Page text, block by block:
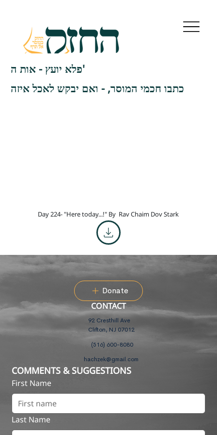
פלא יועץ - אות ה'
כתבו חכמי המוסר, - ואם יבקש לאכל איזה
Day 224- "Here today...!" By Rav Chaim Dov Stark
Donate
CONTACT
92 Cresthill Ave
Clifton, NJ 07012
(516) 600-8080
hachzek@gmail.com
COMMENTS & SUGGESTIONS
First Name
Last Name